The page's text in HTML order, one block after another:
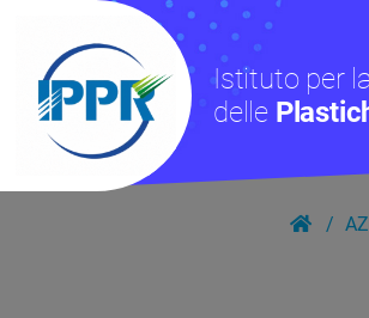
Istituto per la
delle